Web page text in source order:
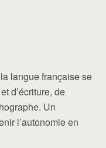
langue française se
d’écriture, de
Un
l’autonomie en